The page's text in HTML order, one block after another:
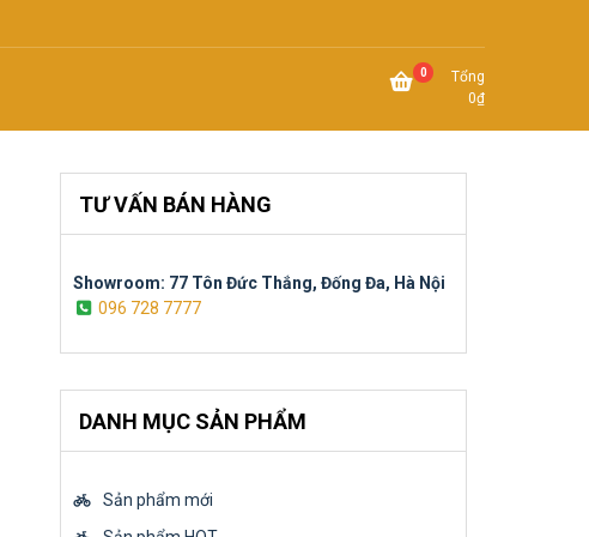
0
Tổng
0₫
TƯ VẤN BÁN HÀNG
Showroom: 77 Tôn Đức Thắng, Đống Đa, Hà Nội
096 728 7777
DANH MỤC SẢN PHẨM
Sản phẩm mới